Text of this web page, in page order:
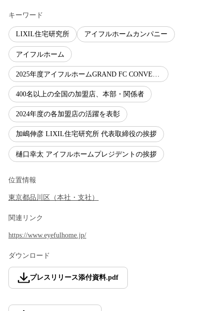
キーワード
LIXIL住宅研究所 アイフルホームカンパニー
アイフルホーム
400名以上の全国の加盟店、本部・関係者
2024年度の各加盟店の活躍を表彰
加嶋伸彦 LIXIL住宅研究所 代表取締役の挨拶
樋口幸太 アイフルホームプレジデントの挨拶
位置情報
東京都品川区 （本社・支社 ）
関連リンク
https://www.eyefulhome.jp/
ダウンロード
プレスリリース添付資料.pdf